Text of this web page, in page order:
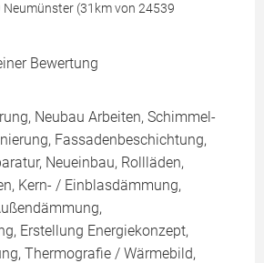
Neumünster (31km von 24539
Bewertung
Neubau Arbeiten, Schimmel-
Fassadenbeschichtung,
Neueinbau, Rollläden,
Kern- / Einblasdämmung,
Erstellung Energiekonzept,
Thermografie / Wärmebild,